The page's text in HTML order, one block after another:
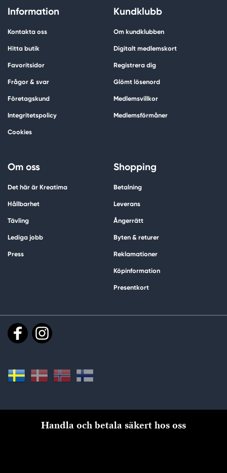
Information
Kontakta oss
Hitta butik
Favoritsidor
Frågor & svar
Företagskund
Integritetspolicy
Cookies
Kundklubb
Om kundklubben
Digitalt medlemskort
Registrera dig
Glömt lösenord
Medlemsvillkor
Medlemsförmåner
Om oss
Det här är Kreatima
Hållbarhet
Tävling
Lediga jobb
Press
Shopping
Betalning
Leverans
Ångerrätt
Byten & returer
Reklamationer
Köpinformation
Presentkort
Handla och betala säkert hos oss